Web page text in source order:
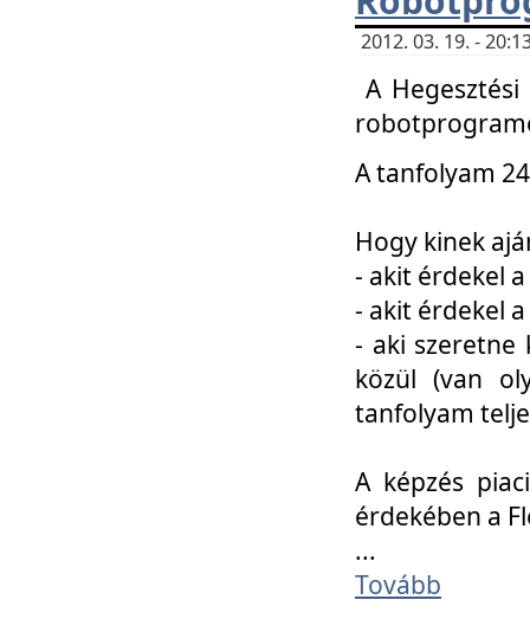
2012. 03. 19. -
A
A tanfolyam
Hogy kinek
- akit érdekel
- akit érdekel
- aki szeretne
közül (van
tanfolyam
A képzés
érdekében a
...
Tovább